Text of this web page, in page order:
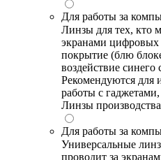
Для работы за
Линзы для тех, кто
экранами цифровых
покрытие (блю
воздействие синего
Рекомендуются для
работы с
Линзы
Для работы за
Универсальные
проводит за